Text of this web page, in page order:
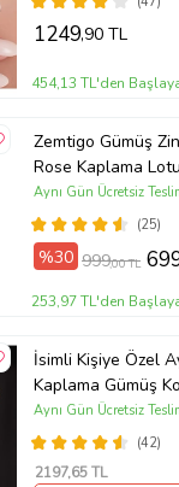
Günü Hediyesi,Eşe
1249,90 TL
454,13 TL'den
Zemtigo Gümüş
Rose Kaplama
Kolye
(25)
Aynı Gün Ücretsiz
%30 999,00 TL
253,97 TL'den
İsimli Kişiye Özel
Kaplama Gümüş
(42)
Aynı Gün Ücretsiz
2197,65 TL